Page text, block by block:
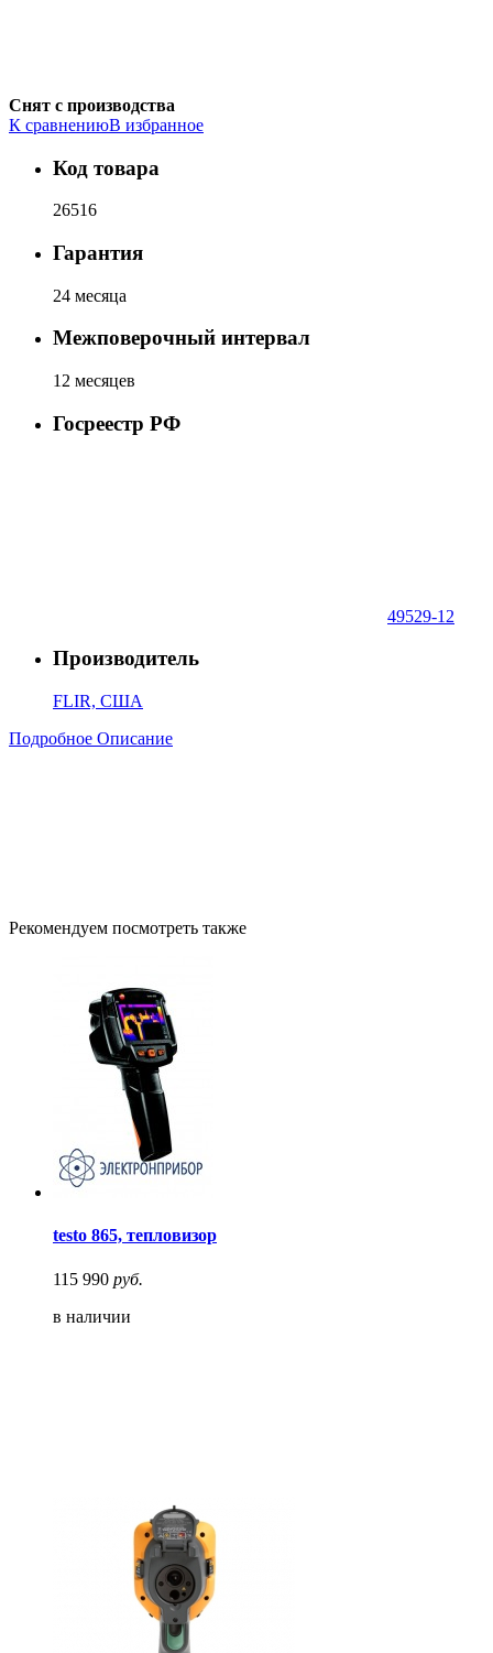
Снят с производства
К сравнениюВ избранное
Код товара
26516
Гарантия
24 месяца
Межповерочный интервал
12 месяцев
Госреестр РФ
49529-12
Производитель
FLIR, США
Подробное Описание
Рекомендуем посмотреть также
testo 865, тепловизор
115 990 руб.
в наличии